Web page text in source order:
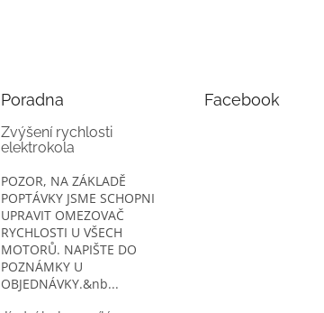
Poradna
Zvýšení rychlosti
elektrokola
POZOR, NA ZÁKLADĚ
POPTÁVKY JSME SCHOPNI
UPRAVIT OMEZOVAČ
RYCHLOSTI U VŠECH
MOTORŮ. NAPIŠTE DO
POZNÁMKY U
OBJEDNÁVKY.&nb...
Facebook